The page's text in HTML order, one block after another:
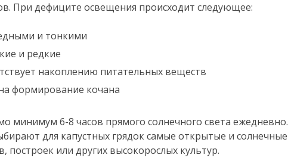
При дефиците освещения происходит следующее:
и тонкими
и редкие
накоплению питательных веществ
формирование кочана
минимум 6-8 часов прямого солнечного света ежедневно.
для капустных грядок самые открытые и солнечные
построек или других высокорослых культур.